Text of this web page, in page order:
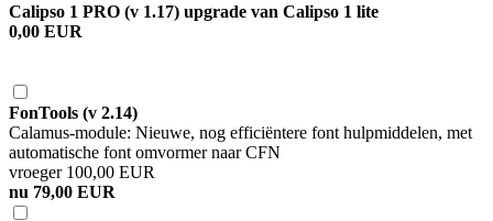
Calipso 1 PRO (v 1.17) upgrade van Calipso 1 lite
0,00 EUR
FonTools (v 2.14)
Calamus-module: Nieuwe, nog efficiëntere font hulpmiddelen, met
automatische font omvormer naar CFN
vroeger 100,00 EUR
nu 79,00 EUR